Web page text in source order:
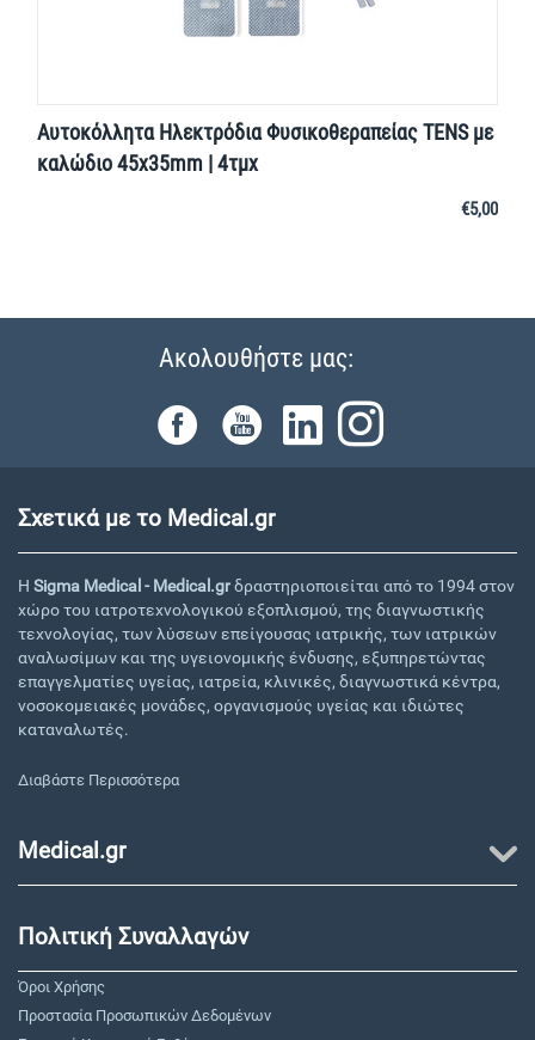
Αυτοκόλλητα Ηλεκτρόδια Φυσικοθεραπείας TENS με
καλώδιο 45x35mm | 4τμχ
€5,00
Ακολουθήστε μας:
Σχετικά με το Medical.gr
Η Sigma Medical - Medical.grδραστηριοποιείται από το 1994 στον
χώρο του ιατροτεχνολογικού εξοπλισμού, της διαγνωστικής
τεχνολογίας, των λύσεων επείγουσας ιατρικής, των ιατρικών
αναλωσίμων και της υγειονομικής ένδυσης, εξυπηρετώντας
επαγγελματίες υγείας, ιατρεία, κλινικές, διαγνωστικά κέντρα,
νοσοκομειακές μονάδες, οργανισμούς υγείας και ιδιώτες
καταναλωτές.
Διαβάστε Περισσότερα
Medical.gr
Πολιτική Συναλλαγών
Όροι Χρήσης
Προστασία Προσωπικών Δεδομένων